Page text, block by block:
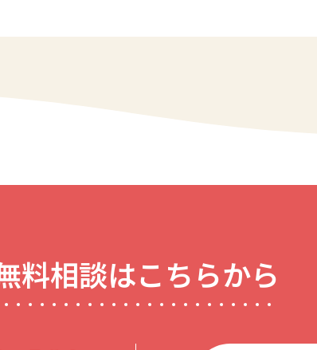
料相談はこちらから